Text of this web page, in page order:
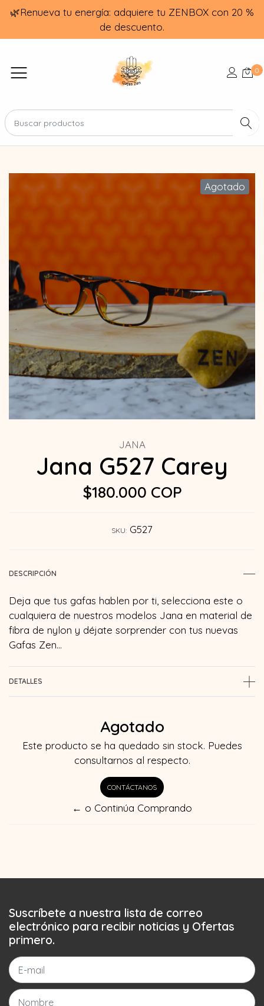
🌿Renueva tu energía: adquiere tu ZENBOX con 20 %
de descuento.
0
Agotado
JANA
Jana G527 Carey
$180.000 COP
SKU: G527
DESCRIPCIÓN
Deja que tus gafas hablen por ti, selecciona este o
cualquiera de nuestros modelos Jana en material de
fibra de nylon y déjate sorprender con tus nuevas
Gafas Zen…
DETALLES
Agotado
Este producto se ha quedado sin stock. Puedes
consultarnos al respecto.
CONTÁCTANOS
← o Continúa Comprando
Suscríbete a nuestra lista de correo
electrónico para recibir noticias y Ofertas
primero.